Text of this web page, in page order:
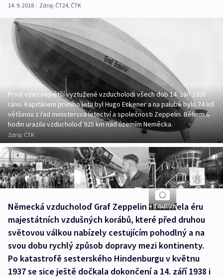
14. 9. 2018 | Zdroj: ČT24, ČTK
První vzlet největší vyztužené vzducholodi všech dob 14. září 1938
ráno. Kapitánem prvního letu byl Hugo Eckener a na palubě bylo 74 lidí
většinou z řad ministersva letectví a společnosti Zeppelin. Během 6
hodin urazila vzducholoď 925 km nad územím Neměcka.
Zdroj: ČTK
+ 7 dalších
Německá vzducholoď Graf Zeppelin II uzavřela éru
majestátních vzdušných korábů, které před druhou
světovou válkou nabízely cestujícím pohodlný a na
svou dobu rychlý způsob dopravy mezi kontinenty.
Po katastrofě sesterského Hindenburgu v květnu
1937 se sice ještě dočkala dokončení a 14. září 1938 i